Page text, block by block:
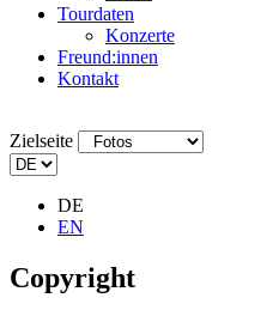
Tourdaten
Konzerte
Freund:innen
Kontakt
Zielseite
DE
EN
Copyright